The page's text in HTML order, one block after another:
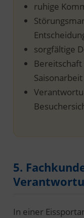
ruhige
sorgfältige
Bereitschaft
Saisonarbeit
5.
In einer